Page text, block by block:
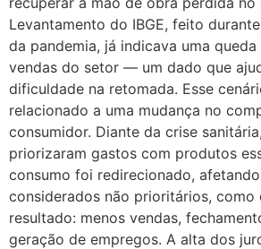
Levantamento do IBGE, feito
da pandemia, já indicava uma queda
vendas do setor — um dado que
dificuldade na retomada. Esse
relacionado a uma mudança no
consumidor. Diante da crise
priorizaram gastos com produtos
consumo foi redirecionado,
considerados não prioritários, como
resultado: menos vendas,
geração de empregos. A alta dos